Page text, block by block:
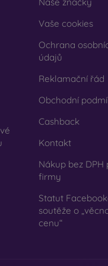
ochranného skla,
nabídku
Vaše cookies
Ochrana
údajů
Reklamační řád
Obchodní
Cashback
Kontakt
Nákup bez DPH
firmy
Statut
soutěže o
cenu“